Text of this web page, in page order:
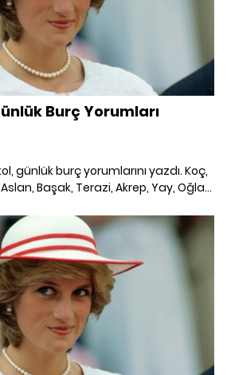
Burç Yorumları
günlük burç yorumlarını yazdı. Koç,
Başak, Terazi, Akrep, Yay, Oğlak,
burç, yükselen burç, burç uyumu,
astroloji haberleri burçların dikkat
ve merak edilenler...